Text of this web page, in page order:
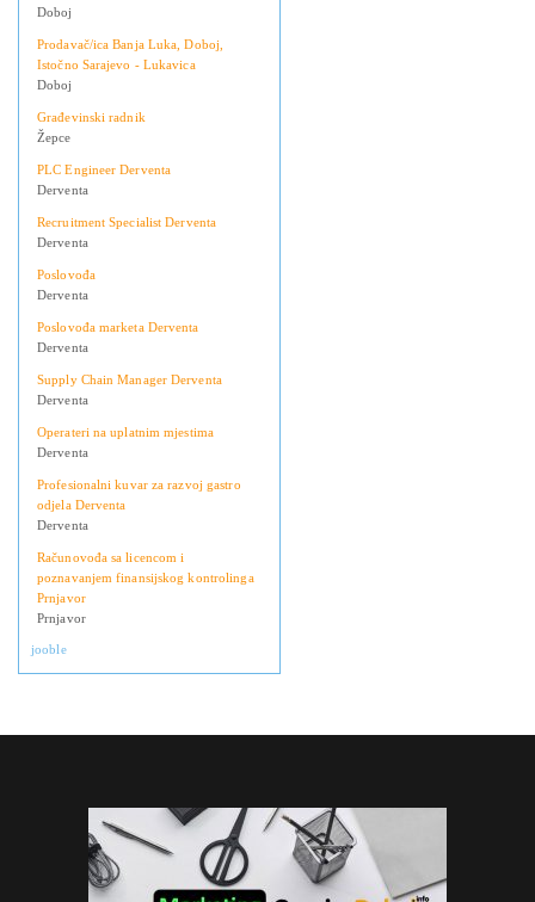
Doboj
Prodavač/ica Banja Luka, Doboj,
Istočno Sarajevo - Lukavica
Doboj
Građevinski radnik
Žepce
PLC Engineer Derventa
Derventa
Recruitment Specialist Derventa
Derventa
Poslovođa
Derventa
Poslovođa marketa Derventa
Derventa
Supply Chain Manager Derventa
Derventa
Operateri na uplatnim mjestima
Derventa
Profesionalni kuvar za razvoj gastro
odjela Derventa
Derventa
Računovođa sa licencom i
poznavanjem finansijskog kontrolinga
Prnjavor
Prnjavor
jooble